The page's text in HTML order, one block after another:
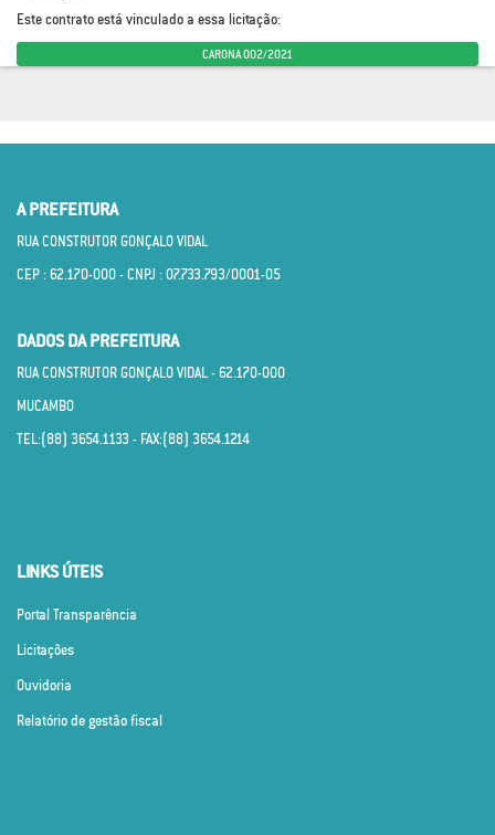
Este contrato está vinculado a essa licitação:
CARONA 002/2021
A PREFEITURA
RUA CONSTRUTOR GONÇALO VIDAL
CEP : 62.170­-000 - CNPJ : 07.733.793/0001­-05
DADOS DA PREFEITURA
RUA CONSTRUTOR GONÇALO VIDAL - 62.170­-000
MUCAMBO
TEL:(88) 3654.1133 - FAX:(88) 3654.1214
LINKS ÚTEIS
Portal Transparência
Licitações
Ouvidoria
Relatório de gestão fiscal